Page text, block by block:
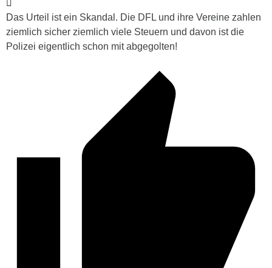
Das Urteil ist ein Skandal. Die DFL und ihre Vereine zahlen
ziemlich sicher ziemlich viele Steuern und davon ist die
Polizei eigentlich schon mit abgegolten!